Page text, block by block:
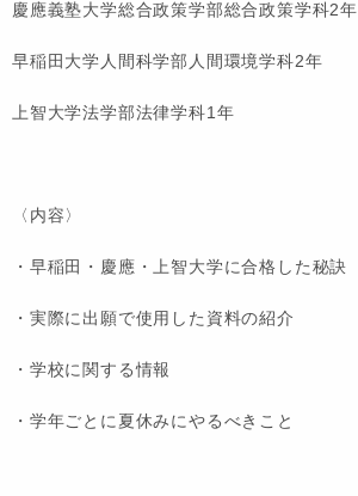
慶應義塾大学総合政策学部総合政策学科2年
早稲田大学人間科学部人間環境学科2年
上智大学法学部法律学科1年
〈内容〉
・早稲田・慶應・上智大学に合格した秘訣
・実際に出願で使用した資料の紹介
・学校に関する情報
・学年ごとに夏休みにやるべきこと